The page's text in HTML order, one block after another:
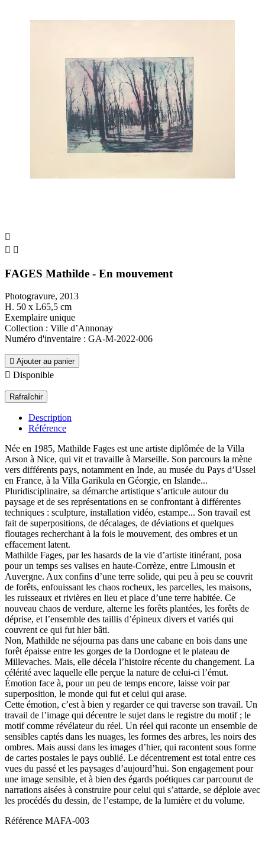

 
FAGES Mathilde - En mouvement
Photogravure, 2013
H. 50 x L65,5 cm
Exemplaire unique
Collection : Ville d’Annonay
Numéro d'inventaire : GA-M-2022-006
 Ajouter au panier
 Disponible
Description
Référence
Née en 1985, Mathilde Fages est une artiste diplômée de la Villa
Arson à Nice, qui vit et travaille à Marseille. Son parcours la mène
vers différents pays, notamment en Inde, au musée du Pays d’Ussel
en France, à la Villa Garikula en Géorgie, en Islande...
Pluridisciplinaire, sa démarche artistique s’articule autour du
paysage et de ses représentations en se confrontant à différentes
techniques : sculpture, installation vidéo, estampe... Son travail est
fait de superpositions, de décalages, de déviations et quelques
floutages recherchant à la fois le mouvement, des ombres et un
effacement latent.
Mathilde Fages, par les hasards de la vie d’artiste itinérant, posa
pour un temps ses valises en haute-Corrèze, entre Limousin et
Auvergne. Aux confins d’une terre solide, qui peu à peu se couvrit
de forêts, enfouissant les chaos rocheux, les parcelles, les maisons,
les ruisseaux et rivières en lieu et place d’une terre habitée. Ce
nouveau chaos de verdure, alterne les forêts plantées, les forêts de
déprise, et l’ensemble des taillis d’épineux divers et variés qui
couvrent ce qui fut hier bâti.
Non, Mathilde ne séjourna pas dans une cabane en bois dans une
forêt épaisse entre les gorges de la Dordogne et le plateau de
Millevaches. Mais, elle décela l’histoire récente du changement. La
célérité avec laquelle elle perçue la nature de celui-ci l’émut.
Émotion face à, pour un peu de temps encore, laisse voir par
superposition, le monde qui fut et celui qui arase.
Cette émotion, c’est à bien y regarder ce qui traverse son travail. Un
travail de l’image qui décentre le sujet dans le registre du motif ; le
motif comme révélateur du réel. Un réel qui raconte un ensemble de
sensibles captés dans les nuages, les formes des arbres, les noirs des
ombres. Mais aussi dans les images d’hier, qui racontent sous forme
de cartes postales le pays oublié. Le décentrement est total entre ces
vues du passé et les paysages d’aujourd’hui. Son engagement pour
une image sensible, et à bien des égards poétiques car parcourut de
narrations aisées à construire pour celui qui s’attarde, se déploie avec
les procédés du dessin, de l’estampe, de la lumière et du volume.
Référence MAFA-003